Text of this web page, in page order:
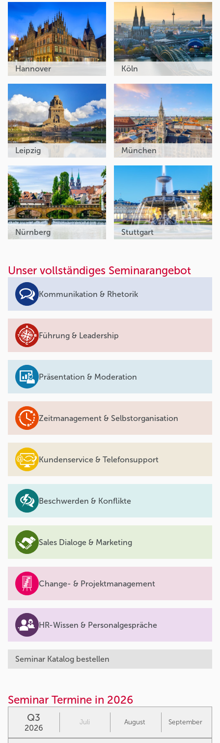
Unser vollständiges Seminarangebot
Kommunikation & Rhetorik
Führung & Leadership
Präsentation & Moderation
Zeitmanagement & Selbstorganisation
Kundenservice & Telefonsupport
Beschwerden & Konflikte
Sales Dialoge & Marketing
Change- & Projektmanagement
HR-Wissen & Personalgespräche
Seminar Katalog bestellen
Hannover Köln
Leipzig München
Nürnberg Stuttgart
Seminar Termine in 2026
Q3
2026
Juli August September